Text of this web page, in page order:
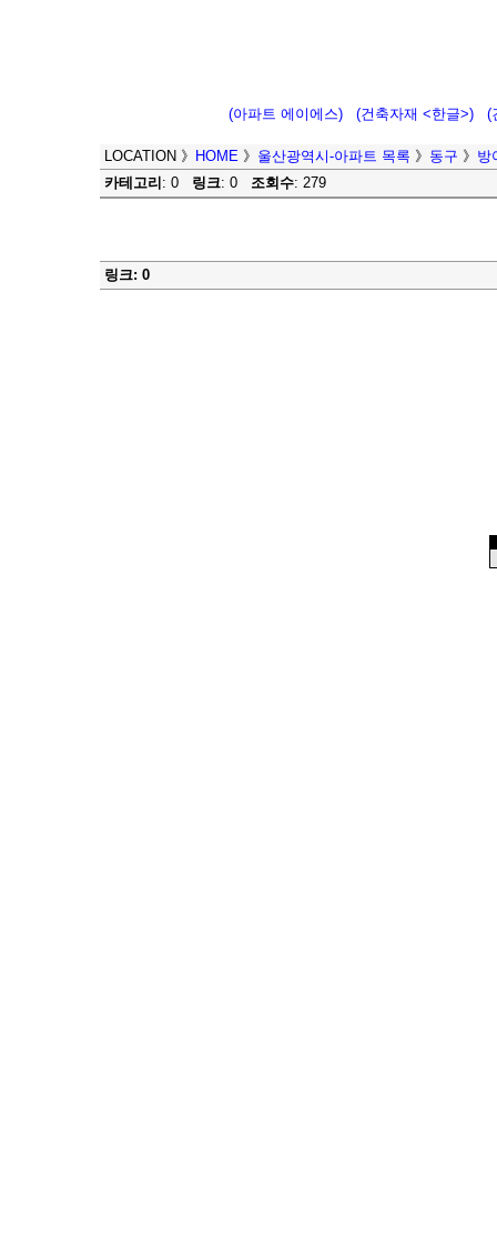
(아파트 에이에스) (건축자재 <한글>) (
LOCATION 》 HOME 》 울산광역시-아파트 목록 》 동구 》 방
카테고리 : 0 링크: 0 조회수: 279
링크: 0